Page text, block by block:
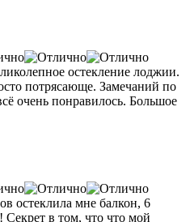
остекление лоджии.
потрясающе. Замечаний по
очень понравилось. Большое
остеклила мне балкон, 6
Секрет в том, что что мой